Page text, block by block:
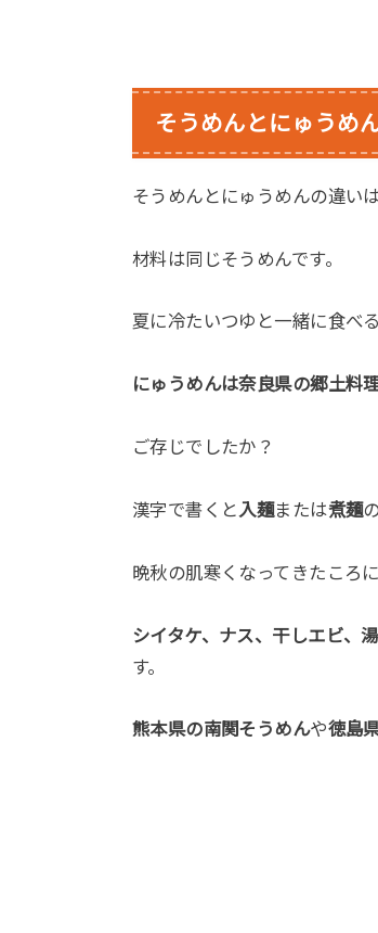
そうめんとにゅうめ
そうめんとにゅうめんの違い
材料は同じそうめんです。
夏に冷たいつゆと一緒に食べ
にゅうめんは奈良県の郷土料
ご存じでしたか？
漢字で書くと 入麺または煮麺
晩秋の肌寒くなってきたころ
シイタケ、ナス、干しエビ、
す。
熊本県の南関そうめんや徳島